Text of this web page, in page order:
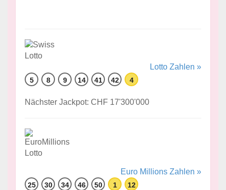
Lotto Zahlen »
5 8 9 14 41 42 4
Nächster Jackpot: CHF 17'300'000
Euro Millions Zahlen »
25 30 34 46 50 1 12